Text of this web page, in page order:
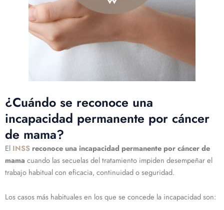
¿Cuándo se reconoce una
incapacidad permanente por cáncer
de mama?
El INSS reconoce una incapacidad permanente por cáncer de
mama cuando las secuelas del tratamiento impiden desempeñar el
trabajo habitual con eficacia, continuidad o seguridad.
Los casos más habituales en los que se concede la incapacidad son: